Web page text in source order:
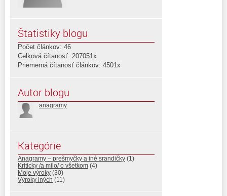
Štatistiky blogu
Počet článkov: 46
Celková čítanosť: 207051x
Priemerná čítanosť článkov: 4501x
Autor blogu
anagramy
Kategórie
Anagramy – prešmyčky a iné srandičky (1)
Kriticky /a milo/ o všetkom (4)
Moje výroky (30)
Výroky iných (11)